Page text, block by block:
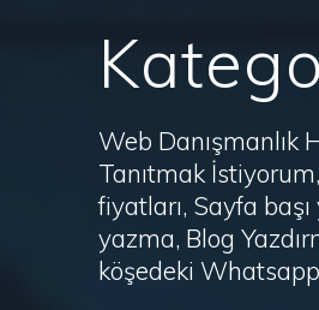
Web Danışmanlık
Tanıtmak
fiyatları, Sayfa
yazma, Blog
köşedeki